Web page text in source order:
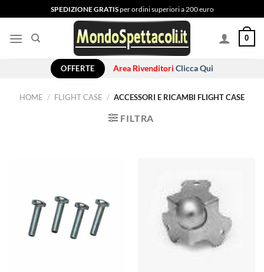
ai
contenuti
SPEDIZIONE GRATISper ordini superiori a 200 euro
0
OFFERTE Area Rivenditori Clicca Qui
HOME / FLIGHT CASE / ACCESSORI E RICAMBI FLIGHT CASE
FILTRA